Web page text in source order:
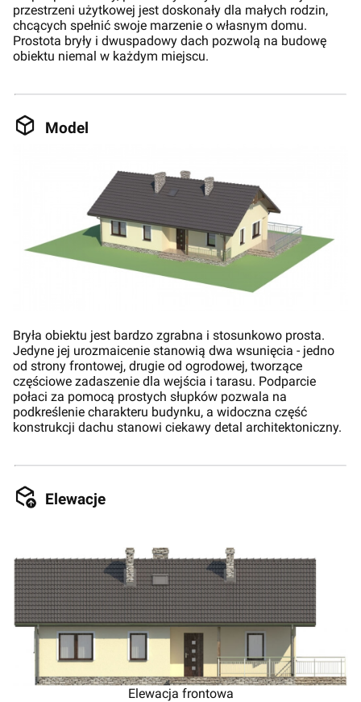
przestrzeni użytkowej jest doskonały dla małych rodzin,
chcących spełnić swoje marzenie o własnym domu.
Prostota bryły i dwuspadowy dach pozwolą na budowę
obiektu niemal w każdym miejscu.
Model
Bryła obiektu jest bardzo zgrabna i stosunkowo prosta.
Jedyne jej urozmaicenie stanowią dwa wsunięcia - jedno
od strony frontowej, drugie od ogrodowej, tworzące
częściowe zadaszenie dla wejścia i tarasu. Podparcie
połaci za pomocą prostych słupków pozwala na
podkreślenie charakteru budynku, a widoczna część
konstrukcji dachu stanowi ciekawy detal architektoniczny.
Elewacje
Elewacja frontowa